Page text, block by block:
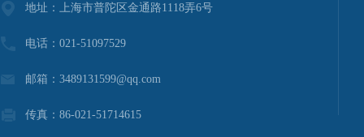
地址：上海市普陀区金通路1118弄6号
电话：021-51097529
邮箱：3489131599@qq.com
传真：86-021-51714615